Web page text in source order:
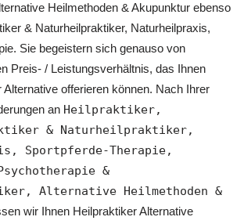
Heilmethoden & Akupunktur ebenso
& Naturheilpraktiker, Naturheilpraxis,
Sie begeistern sich genauso von
Preis- / Leistungsverhältnis, das Ihnen
offerieren können. Nach Ihrer
an Heilpraktiker,
& Naturheilpraktiker,
Sportpferde-Therapie,
&
Alternative Heilmethoden &
wir Ihnen Heilpraktiker Alternative